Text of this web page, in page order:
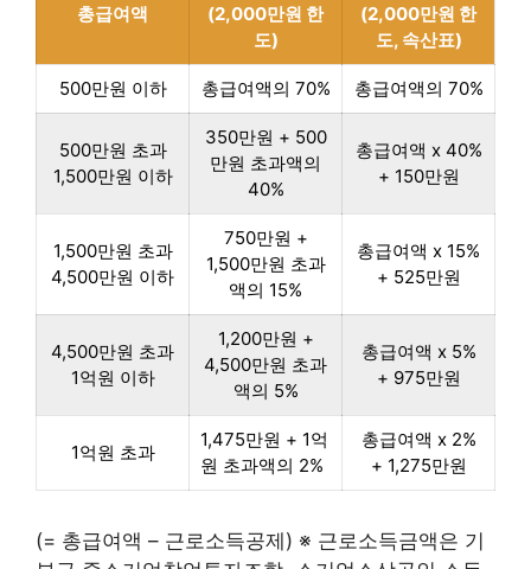
총급여액
(2,000만원 한
도)
(2,000만원 한
도, 속산표)
500만원 이하 총급여액의 70% 총급여액의 70%
500만원 초과
1,500만원 이하
350만원 + 500
만원 초과액의
40%
총급여액 x 40%
+ 150만원
1,500만원 초과
4,500만원 이하
750만원 +
1,500만원 초과
액의 15%
총급여액 x 15%
+ 525만원
4,500만원 초과
1억원 이하
1,200만원 +
4,500만원 초과
액의 5%
총급여액 x 5%
+ 975만원
1억원 초과
1,475만원 + 1억
원 초과액의 2%
총급여액 x 2%
+ 1,275만원
(= 총급여액 – 근로소득공제) ※ 근로소득금액은 기